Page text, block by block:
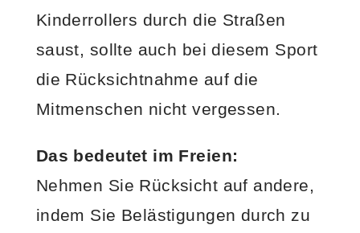
Kinderrollers durch die Straßen
saust, sollte auch bei diesem Sport
die Rücksichtnahme auf die
Mitmenschen nicht vergessen.
Das bedeutet im Freien:
Nehmen Sie Rücksicht auf andere,
indem Sie Belästigungen durch zu